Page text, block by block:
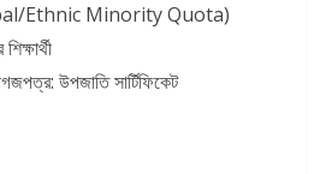
Ethnic Minority Quota)
উপজাতি সার্টিফিকেট